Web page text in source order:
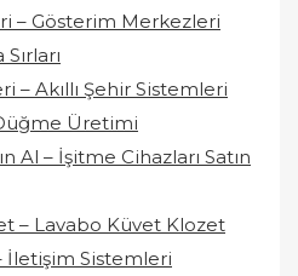
– Gösterim Merkezleri
– Akıllı Şehir Sistemleri
Üretimi
Al – İşitme Cihazları Satın
– Lavabo Küvet Klozet
İletişim Sistemleri